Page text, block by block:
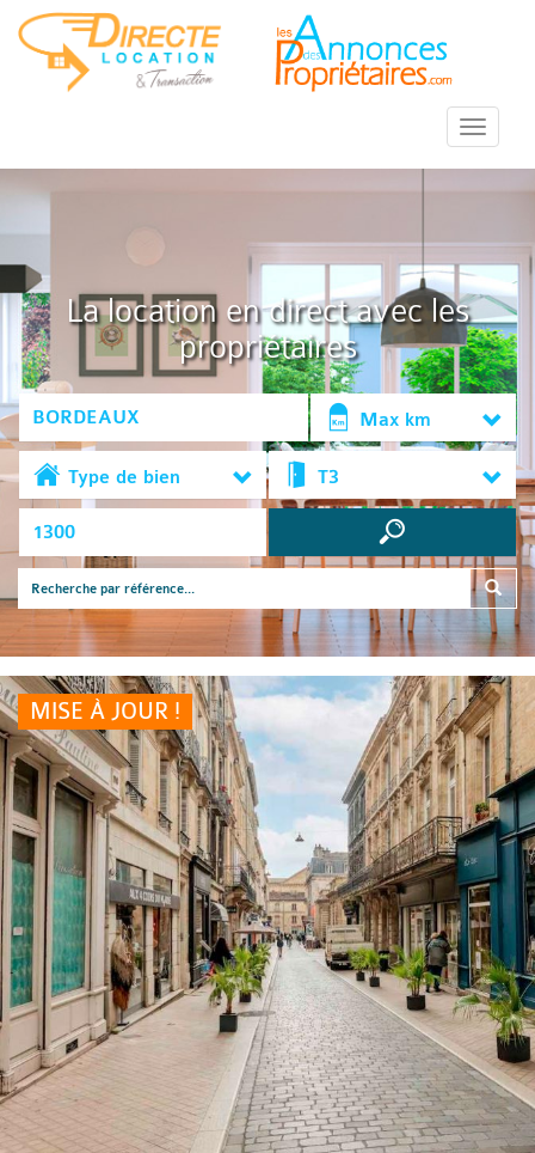
::Menu::
La location en direct avec les
propriétaires
Max km
Type de bien T3
MISE À JOUR !